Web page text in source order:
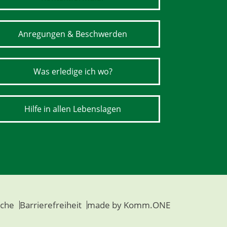
Anregungen & Beschwerden
Was erledige ich wo?
Hilfe in allen Lebenslagen
Barrierefreiheit made by Komm.ONE